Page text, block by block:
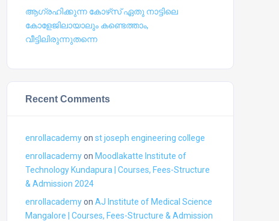
ആഗ്രഹിക്കുന്ന കോഴ്‍സ് ഏതു നാട്ടിലെ
കോളേജിലായാലും കണ്ടെത്താം,
വീട്ടിലിരുന്നുതന്നെ
Recent Comments
enrollacademyon st joseph engineering college
enrollacademyon Moodlakatte Institute of
Technology Kundapura | Courses, Fees-Structure
& Admission 2024
enrollacademyon AJ Institute of Medical Science
Mangalore | Courses, Fees-Structure & Admission